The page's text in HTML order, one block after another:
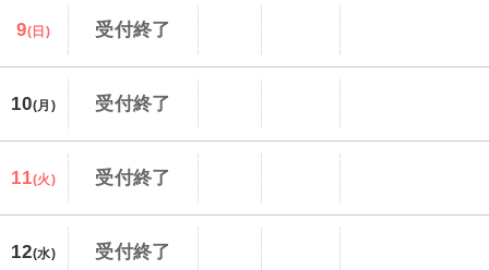
9(日) 受付終了
10(月) 受付終了
11(火) 受付終了
12(水) 受付終了